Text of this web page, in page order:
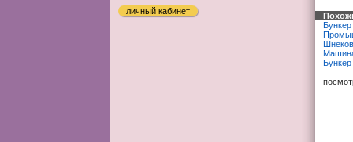
личный кабинет
Бункер
Бункер